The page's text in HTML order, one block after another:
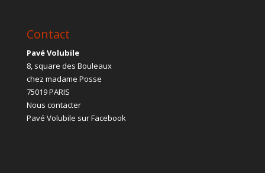
Contact
Pavé Volubile
8, square des Bouleaux
chez madame Posse
75019 PARIS
Nous contacter
Pavé Volubile sur Facebook